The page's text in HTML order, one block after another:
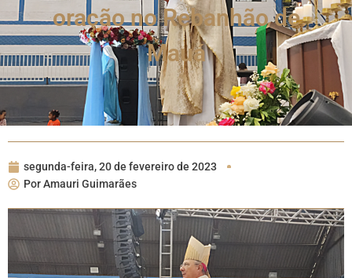
oração no Rebanhão de
Mauá
segunda-feira, 20 de fevereiro de 2023
PorAmauri Guimarães